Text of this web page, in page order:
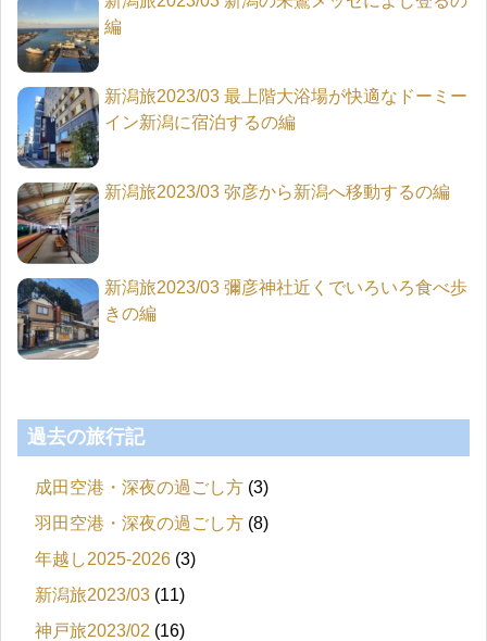
編
新潟旅2023/03 最上階大浴場が快適なドーミー
イン新潟に宿泊するの編
新潟旅2023/03 弥彦から新潟へ移動するの編
新潟旅2023/03 彌彦神社近くでいろいろ食べ歩
きの編
過去の旅行記
成田空港・深夜の過ごし方 (3)
羽田空港・深夜の過ごし方 (8)
年越し2025-2026 (3)
新潟旅2023/03 (11)
神戸旅2023/02 (16)